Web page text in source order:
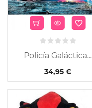
Policía Galáctica...
34,95 €